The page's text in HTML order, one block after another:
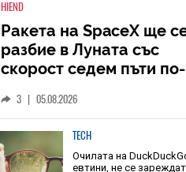
HIEND
Ракета на SpaceX ще се
разбие в Луната със
голяма от скоростта на
звука05.08.2026